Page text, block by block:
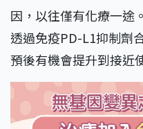
因，以往僅有化療一途
透過免疫PD-L1抑制劑
預後有機會提升到接近